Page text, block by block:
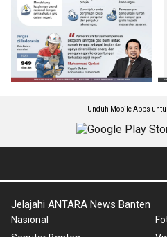
Unduh Mobile Apps
Jelajahi ANTARA News Banten
Nasional